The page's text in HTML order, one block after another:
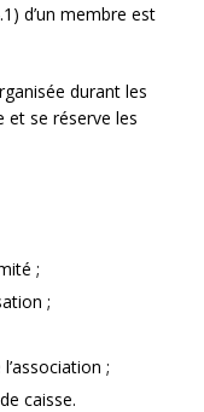
d’un membre est
durant les
et se réserve les
;
;
;
caisse.